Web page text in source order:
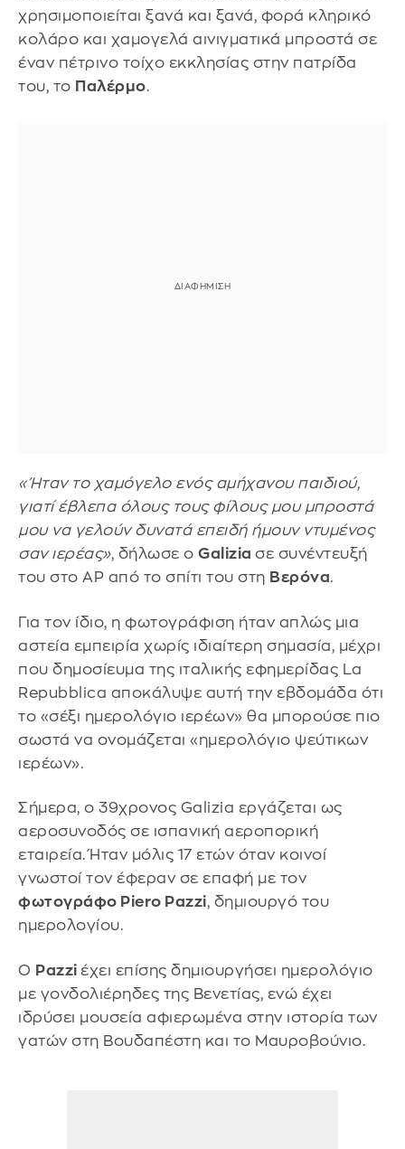
χρησιμοποιείται ξανά και ξανά, φορά κληρικό
κολάρο και χαμογελά αινιγματικά μπροστά σε
έναν πέτρινο τοίχο εκκλησίας στην πατρίδα
του, το Παλέρμο.
«Ήταν το χαμόγελο ενός αμήχανου παιδιού,
γιατί έβλεπα όλους τους φίλους μου μπροστά
μου να γελούν δυνατά επειδή ήμουν ντυμένος
σαν ιερέας», δήλωσε ο Galizia σε συνέντευξή
του στο AP από το σπίτι του στη Βερόνα.
Για τον ίδιο, η φωτογράφιση ήταν απλώς μια
αστεία εμπειρία χωρίς ιδιαίτερη σημασία, μέχρι
που δημοσίευμα της ιταλικής εφημερίδας La
Repubblica αποκάλυψε αυτή την εβδομάδα ότι
το «σέξι ημερολόγιο ιερέων» θα μπορούσε πιο
σωστά να ονομάζεται «ημερολόγιο ψεύτικων
ιερέων».
Σήμερα, ο 39χρονος Galizia εργάζεται ως
αεροσυνοδός σε ισπανική αεροπορική
εταιρεία. Ήταν μόλις 17 ετών όταν κοινοί
γνωστοί τον έφεραν σε επαφή με τον
φωτογράφο Piero Pazzi, δημιουργό του
ημερολογίου.
Ο Pazzi έχει επίσης δημιουργήσει ημερολόγιο
με γονδολιέρηδες της Βενετίας, ενώ έχει
ιδρύσει μουσεία αφιερωμένα στην ιστορία των
γατών στη Βουδαπέστη και το Μαυροβούνιο.